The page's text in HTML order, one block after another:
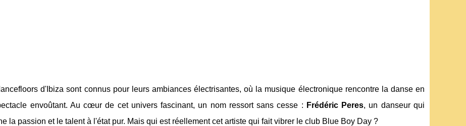
d'Ibiza sont connus pour leurs ambiances électrisantes, où la musique électronique rencontre la danse en
envoûtant. Au cœur de cet univers fascinant, un nom ressort sans cesse : Frédéric Peres, un danseur qui
la passion et le talent à l'état pur. Mais qui est réellement cet artiste qui fait vibrer le club Blue Boy Day ?